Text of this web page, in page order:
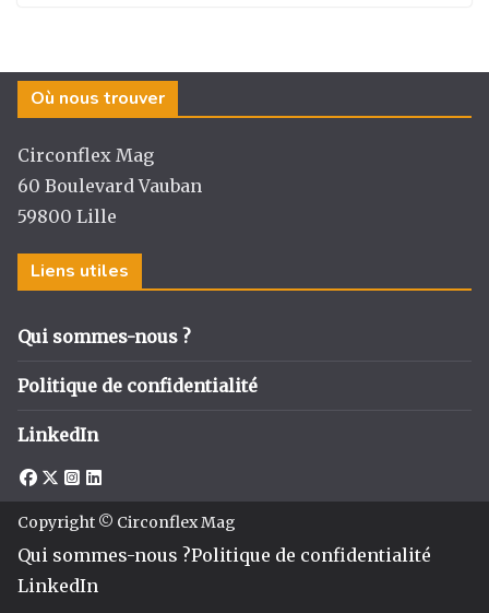
Où nous trouver
Circonflex Mag
60 Boulevard Vauban
59800 Lille
Liens utiles
Qui sommes-nous ?
Politique de confidentialité
LinkedIn
Copyright © Circonflex Mag
Qui sommes-nous ?Politique de confidentialité
LinkedIn